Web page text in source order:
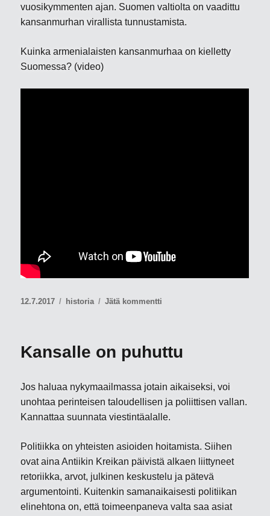
vuosikymmenten ajan. Suomen valtiolta on vaadittu
kansanmurhan virallista tunnustamista.
Kuinka armenialaisten kansanmurhaa on kielletty
Suomessa? (video)
Julkaistu
12.7.2017 Kategoriat
historia Jätä kommentti
Suomessa
Kansalle on puhuttu
Jos haluaa nykymaailmassa jotain aikaiseksi, voi
unohtaa perinteisen taloudellisen ja poliittisen vallan.
Kannattaa suunnata viestintäalalle.
Politiikka on yhteisten asioiden hoitamista. Siihen
ovat aina Antiikin Kreikan päivistä alkaen liittyneet
retoriikka, arvot, julkinen keskustelu ja pätevä
argumentointi. Kuitenkin samanaikaisesti politiikan
elinehtona on, että toimeenpaneva valta saa asiat